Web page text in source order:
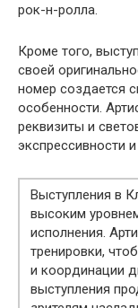
рок-н-ролла.
Кроме того,
своей
номер создается
особенности.
реквизиты и
экспрессивности
Выступления в
высоким
исполнения.
тренировки,
и координации
выступления